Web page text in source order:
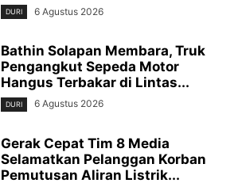
DURI 6 Agustus 2026
Bathin Solapan Membara, Truk
Pengangkut Sepeda Motor
Hangus Terbakar di Lintas...
DURI 6 Agustus 2026
Gerak Cepat Tim 8 Media
Selamatkan Pelanggan Korban
Pemutusan Aliran Listrik...